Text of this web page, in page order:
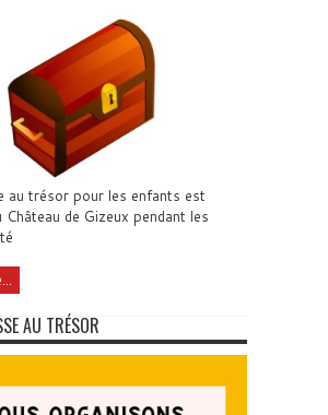
au trésor pour les enfants est
de Gizeux pendant les
AU TRÉSOR